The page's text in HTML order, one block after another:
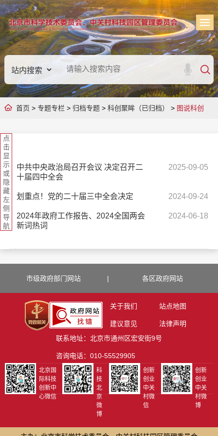
首页 > 专题专栏 > 归档专题> 科创聚眸（已归档） > 图说科创
点
击
显
示
或
隐
藏
左
侧
导
航
中共中央政治局召开会议 决定召开二
十届四中全会
2025-09-05
划重点！党的二十届三中全会决定 2024-09-24
2024年政府工作报告、2024全国两会
新词热词
2024-06-18
市级政府部门网站 | 各区政府网站
关于我们 站点地图
建议意见
法律声明
联系地址：北京市通州区宏安街9号
咨询电话：010-55529905
北京国
际科技
创新中
心微信
科
技
北
京
微
博
创新
创业
中关
村微
信
创新
创业
中关
村微
博